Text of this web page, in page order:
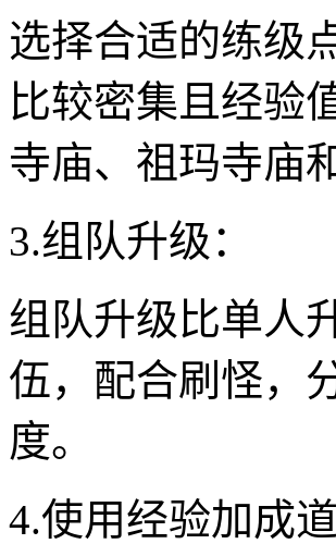
选择合适的练级
比较密集且经验
寺庙、祖玛寺庙
3.组队升级：
组队升级比单人
伍，配合刷怪，
度。
4.使用经验加成道